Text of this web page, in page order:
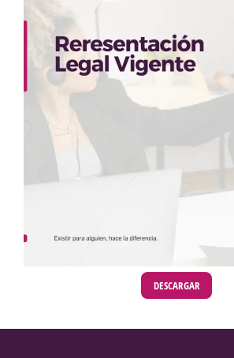
DESCARGAR